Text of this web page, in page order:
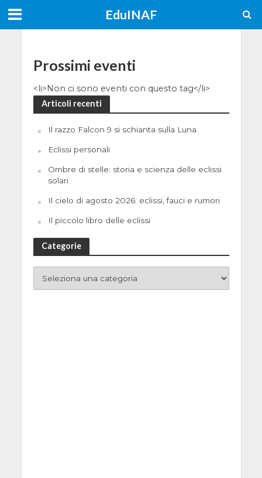
EduINAF
Prossimi eventi
<li>Non ci sono eventi con questo tag</li>
Articoli recenti
Il razzo Falcon 9 si schianta sulla Luna
Eclissi personali
Ombre di stelle: storia e scienza delle eclissi
solari
Il cielo di agosto 2026: eclissi, fauci e rumori
Il piccolo libro delle eclissi
Categorie